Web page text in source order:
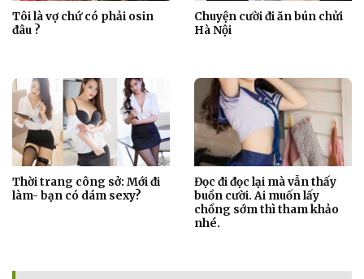
Tôi là vợ chứ có phải osin
đâu ?
Chuyện cười đi ăn bún chửi
Hà Nội
Thời trang công sở: Mới đi
làm- bạn có dám sexy?
Đọc đi đọc lại mà vẫn thấy
buồn cười. Ai muốn lấy
chồng sớm thì tham khảo
nhé.